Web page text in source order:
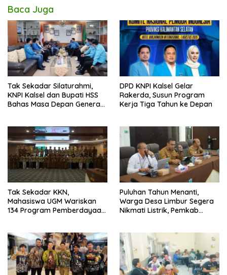
Baca Juga
Tak Sekadar Silaturahmi,
KNPI Kalsel dan Bupati HSS
Bahas Masa Depan Generasi
DPD KNPI Kalsel Gelar
Rakerda, Susun Program
Kerja Tiga Tahun ke Depan
Tak Sekadar KKN,
Mahasiswa UGM Wariskan
134 Program Pemberdayaan
Puluhan Tahun Menanti,
Warga Desa Limbur Segera
Nikmati Listrik, Pemkab